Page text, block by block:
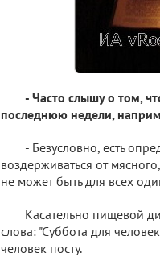
- Часто слышу о том,
последнюю недели,
- Безусловно, есть
воздерживаться от
не может быть для всех
Касательно пищевой
слова: "Суббота для
человек посту.